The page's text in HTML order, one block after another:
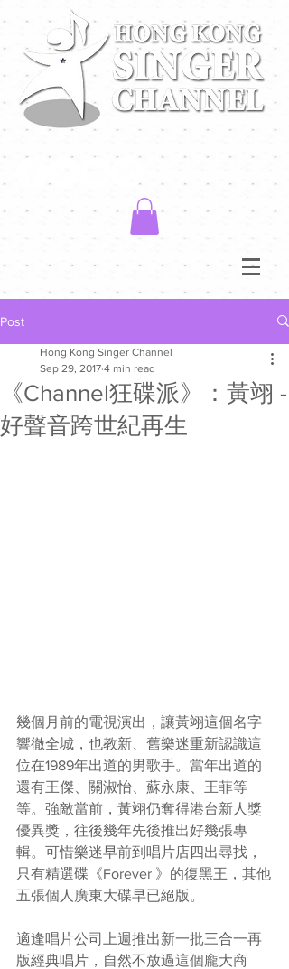
Post
《Channel狂碟派》：黃翊 -
好聲音跨世紀再生
Hong Kong Singer Channel
Sep 29, 2017 4 min read
幾個月前的電視演出，讓黃翊這個名字
響徹全城，也教新、舊樂迷重新認識這
位在1989年出道的男歌手。當年出道的
還有王傑、關淑怡、蘇永康、王菲等
等。強敵當前，黃翊仍奪得港台新人獎
優異獎，往後幾年先後推出好幾張專
輯。可惜樂迷早前到唱片店四出尋找，
只有精選碟《Forever 》的復黑王，其他
五張個人廣東大碟早已絕版。
適逢唱片公司上週推出新一批三合一再
版經典唱片，自然不放過這個龐大商